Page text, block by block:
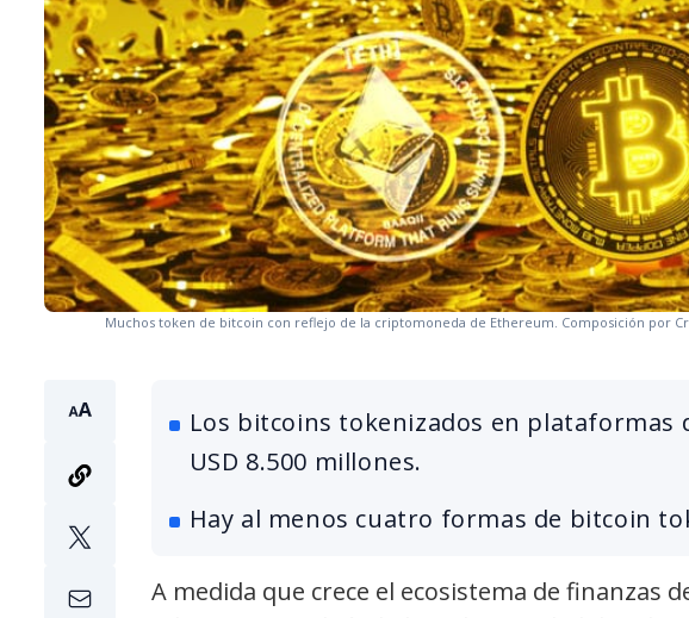
Muchos token de bitcoin con reflejo de la criptomoneda de Ethereum. Composición por
Los bitcoins tokenizados en plataformas
USD 8.500 millones.
Hay al menos cuatro formas de bitcoin
A medida que crece el ecosistema de finanzas